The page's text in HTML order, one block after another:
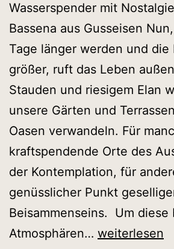
Wasserspender mit
Bassena aus Gusseisen
Tage länger werden und die
größer, ruft das Leben
Stauden und riesigem Elan
unsere Gärten und
Oasen verwandeln. Für
kraftspendende Orte des
der Kontemplation, für
genüsslicher Punkt
Beisammenseins. Um diese
Atmosphären… Wandbrunnen
weiterlesen